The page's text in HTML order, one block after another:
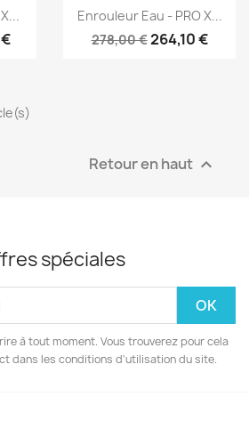
Aperçu rapide
Enrouleur Eau - PRO X...
278,00 €264,10 €
Retour en haut 
spéciales
à tout moment. Vous trouverez pour cela
dans les conditions d'utilisation du site.